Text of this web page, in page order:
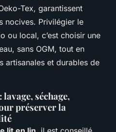
Tex, garantissent
nocives. Privilégier le
ou local, c’est choisir une
sans OGM, tout en
artisanales et durables de
séchage,
préserver la